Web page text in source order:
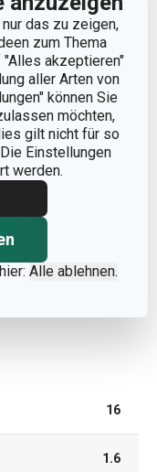
das zu zeigen,
zum Thema
"Alles akzeptieren"
aller Arten von
können Sie
möchten,
gilt nicht für so
Einstellungen
werden.
Alle ablehnen.
16
1.6